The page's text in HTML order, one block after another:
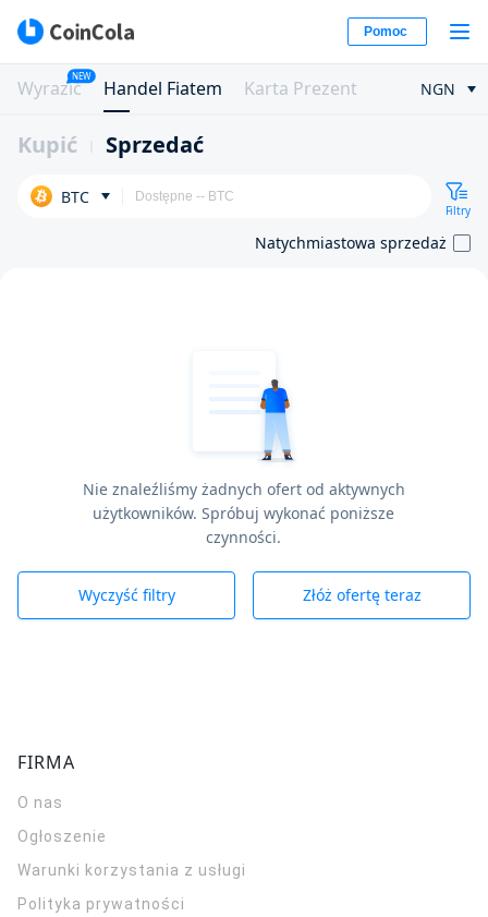
Pomoc
Wyrazić
NEW
Handel Fiatem Karta Prezent NGN
Kupić Sprzedać
BTC
Filtry
Natychmiastowa sprzedaż
Nie znaleźliśmy żadnych ofert od aktywnych
użytkowników. Spróbuj wykonać poniższe
czynności.
Wyczyść filtry Złóż ofertę teraz
FIRMA
O nas
Ogłoszenie
Warunki korzystania z usługi
Polityka prywatności